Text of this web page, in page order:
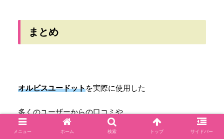
まとめ
オルビスユードットを実際に使用した
多くのユーザーからの口コミや
評判をまとめると
メニュー ホーム 検索 トップ サイドバー